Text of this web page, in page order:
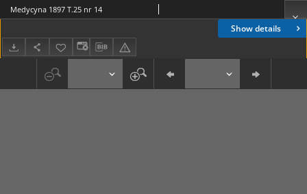
Show details
Medycyna 1897 T.25 nr 14